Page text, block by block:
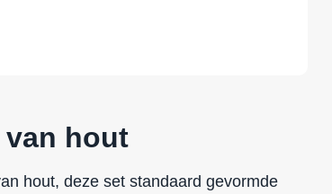
van hout
hout, deze set standaard gevormde